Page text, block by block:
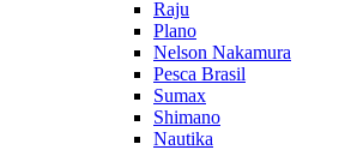
Raju
Plano
Nelson Nakamura
Pesca Brasil
Sumax
Shimano
Nautika